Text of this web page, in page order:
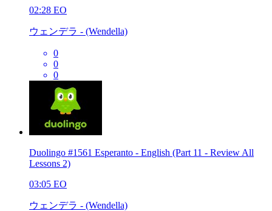
02:28 EO
ウェンデラ - (Wendella)
0
0
0
Duolingo #1561 Esperanto - English (Part 11 - Review All
Lessons 2)
03:05 EO
ウェンデラ - (Wendella)